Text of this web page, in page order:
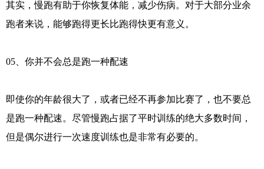
其实，慢跑有助于你恢复体能，减少伤病。对于大部分业余
跑者来说，能够跑得更长比跑得快更有意义。
05、你并不会总是跑一种配速
即使你的年龄很大了，或者已经不再参加比赛了，也不要总
是跑一种配速。尽管慢跑占据了平时训练的绝大多数时间，
但是偶尔进行一次速度训练也是非常有必要的。